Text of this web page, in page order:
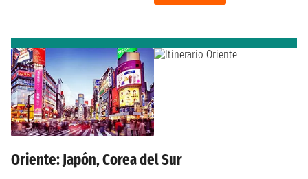
Oriente: Japón, Corea del Sur